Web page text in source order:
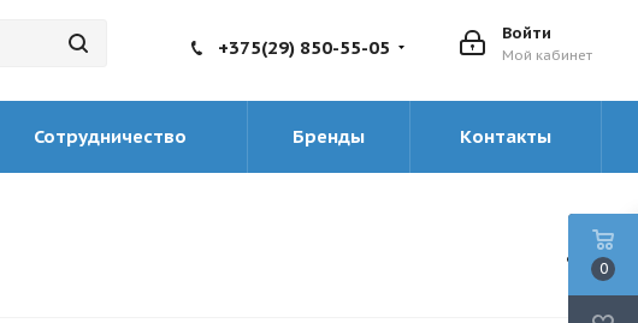
Войти
Мой кабинет
+375(29) 850-55-05
Сотрудничество Бренды Контакты
0